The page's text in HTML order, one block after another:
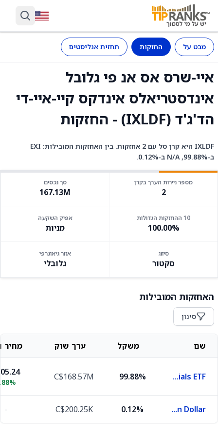
מבט על החזקות תחזית אנליסטים
איי-שרס אס אנ פי גלובל
אינדסטריאלס אינדקס קיי-איי-די
הד'ג'ד (IXLDF) - החזקות
IXLDF היא קרן סל עם 2 אחזקות. בין האחזקות המובילות: EXI
ב-99.88%, N/A ב-0.12%.
מספר ניירות הערך בקרן
2
סך נכסים
167.13M
10 ההחזקות הגדולות
100.00%
אפיק השקעה
מניות
סיווג
סקטור
אזור גיאוגרפי
גלובלי
האחזקות המובילות
סינון
שם משקל ערך שוק מחיר
iShares Global Industrials ETF
99.88%
C$168.57M
Canadian Dollar
0.12%
C$200.25K
-